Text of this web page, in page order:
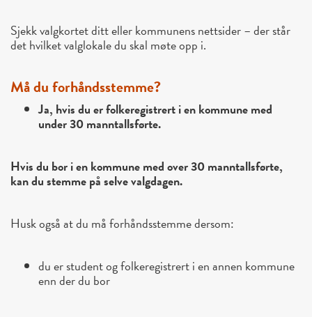
Sjekk valgkortet ditt eller kommunens nettsider – der står
det hvilket valglokale du skal møte opp i.
Må du forhåndsstemme?
Ja, hvis du er folkeregistrert i en kommune med
under 30 manntallsførte.
Hvis du bor i en kommune med over 30 manntallsførte,
kan du stemme på selve valgdagen.
Husk også at du må forhåndsstemme dersom:
du er student og folkeregistrert i en annen kommune
enn der du bor